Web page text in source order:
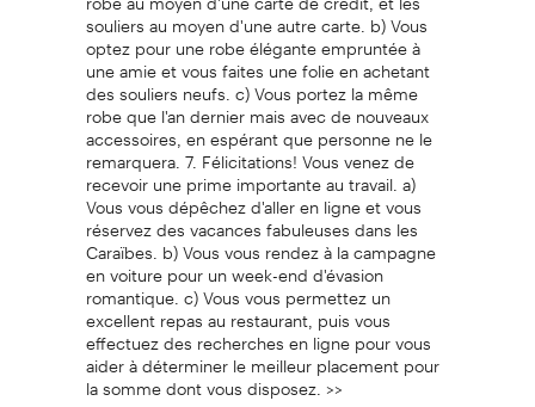
souliers au moyen d'une autre carte. b) Vous
optez pour une robe élégante empruntée à
une amie et vous faites une folie en achetant
des souliers neufs. c) Vous portez la même
robe que l'an dernier mais avec de nouveaux
accessoires, en espérant que personne ne le
remarquera. 7. Félicitations! Vous venez de
recevoir une prime importante au travail. a)
Vous vous dépêchez d'aller en ligne et vous
réservez des vacances fabuleuses dans les
Caraïbes. b) Vous vous rendez à la campagne
en voiture pour un week-end d'évasion
romantique. c) Vous vous permettez un
excellent repas au restaurant, puis vous
effectuez des recherches en ligne pour vous
aider à déterminer le meilleur placement pour
la somme dont vous disposez. >>